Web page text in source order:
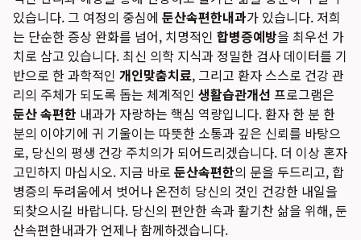
있습니다. 그 여정의 중심에 둔산속편한내과가 있습니다. 저희
는 단순한 증상 완화를 넘어, 치명적인 합병증예방을 최우선 가
치로 삼고 있습니다. 최신 의학 지식과 정밀한 검사 데이터를 기
반으로 한 과학적인 개인맞춤치료, 그리고 환자 스스로 건강 관
리의 주체가 되도록 돕는 체계적인 생활습관개선 프로그램은
둔산 속편한 내과가 자랑하는 핵심 역량입니다. 환자 한 분 한
분의 이야기에 귀 기울이는 따뜻한 소통과 깊은 신뢰를 바탕으
로, 당신의 평생 건강 주치의가 되어드리겠습니다. 더 이상 혼자
고민하지 마십시오. 지금 바로 둔산속편한의 문을 두드리고, 합
병증의 두려움에서 벗어나 온전히 당신의 것인 건강한 내일을
되찾으시길 바랍니다. 당신의 편안한 속과 활기찬 삶을 위해, 둔
산속편한내과가 언제나 함께하겠습니다.